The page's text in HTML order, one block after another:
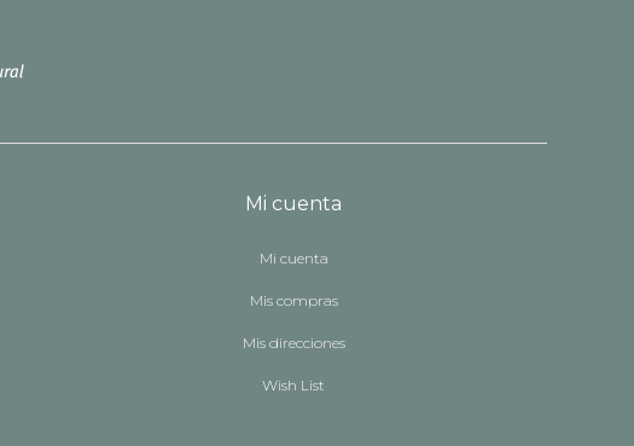
Mi cuenta
Mi cuenta
Mis compras
Mis direcciones
Wish List